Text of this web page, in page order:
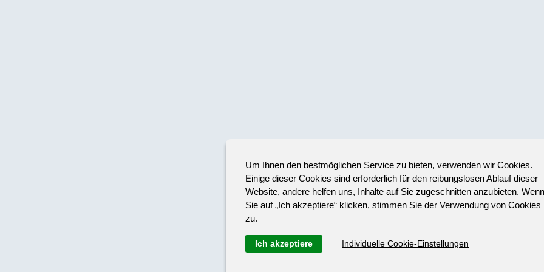
Um Ihnen den bestmöglichen Service zu bieten, verwenden wir Cookies.
Einige dieser Cookies sind erforderlich für den reibungslosen Ablauf dieser
Website, andere helfen uns, Inhalte auf Sie zugeschnitten anzubieten. Wenn
Sie auf „Ich akzeptiere“ klicken, stimmen Sie der Verwendung von Cookies
zu.
Individuelle Cookie-Einstellungen
Ich akzeptiere